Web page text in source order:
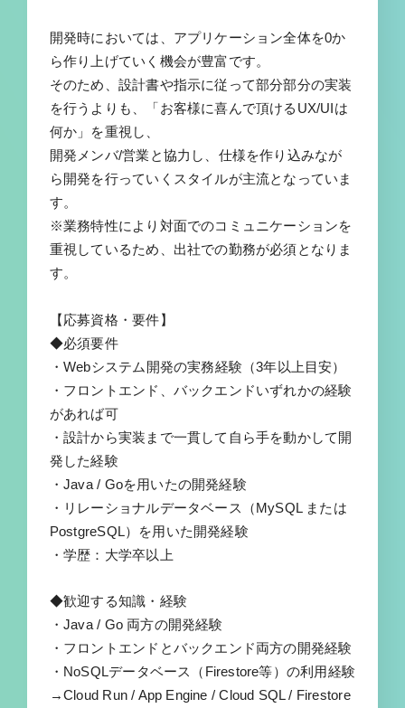
開発時においては、アプリケーション全体を0か
ら作り上げていく機会が豊富です。
そのため、設計書や指示に従って部分部分の実装
を行うよりも、「お客様に喜んで頂けるUX/UIは
何か」を重視し、
開発メンバ/営業と協力し、仕様を作り込みなが
ら開発を行っていくスタイルが主流となっていま
す。
※業務特性により対面でのコミュニケーションを
重視しているため、出社での勤務が必須となりま
す。
【応募資格・要件】
◆必須要件
・Webシステム開発の実務経験（3年以上目安）
・フロントエンド、バックエンドいずれかの経験
があれば可
・設計から実装まで一貫して自ら手を動かして開
発した経験
・Java / Goを用いたの開発経験
・リレーショナルデータベース（MySQL または
PostgreSQL）を用いた開発経験
・学歴：大学卒以上
◆歓迎する知識・経験
・Java / Go 両方の開発経験
・フロントエンドとバックエンド両方の開発経験
・NoSQLデータベース（Firestore等）の利用経験
→Cloud Run / App Engine / Cloud SQL / Firestore